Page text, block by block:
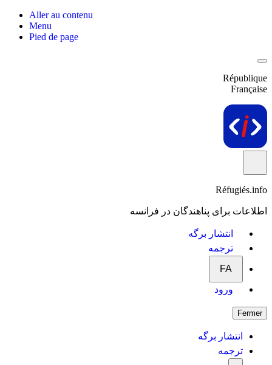
Aller au contenu
Menu
Pied de page
République
Française
Réfugiés.info
اطلاعات برای پناهندگان در فرانسه
انتشار برگه
ترجمه
FA
ورود
Fermer
انتشار برگه
ترجمه